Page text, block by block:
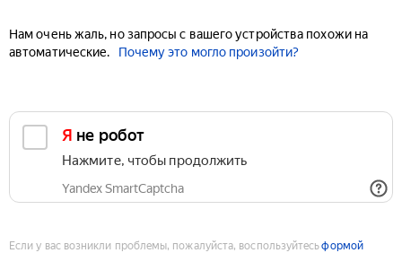
Нам очень жаль, но запросы с вашего устройства похожи на
автоматические.
Почему это могло произойти?
Я не робот
Нажмите, чтобы продолжить
Yandex SmartCaptcha
Если у вас возникли проблемы, пожалуйста, воспользуйтесьформой